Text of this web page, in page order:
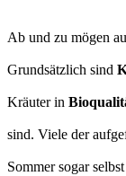
Ab und zu mögen
Grundsätzlich sind
Kräuter in
sind. Viele der
Sommer sogar